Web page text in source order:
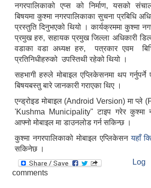
नगरपालिकाको एप्स को निर्माण, यसको
बिषयमा कुश्मा नगरपालिकाका सुचना प्रबिधि
प्रस्तुति दिनुभएको थियो । कार्यक्रममा कुश्मा
प्रमुख हरु, सहायक प्रमुख जिल्ला अधिकारी
वडाका वडा अध्यक्ष हरु, पत्रकार एवम
प्रतिनिधीहरुको उपस्तिथी रहेको थियो ।
सहभागी हरुले मोबाइल एप्लिकेसनमा थप गर्नुपर्ने
बिषयबस्तु बारे जानकारी गराएका थिए ।
एन्ड्रोइड मोबाइल (Android Version) मा प्ले
'Kushma Municipality" टाइप गरेर कुश्मा
आफ्नो मोबाइल मा डाउनलोड गर्न सकिन्छ ।
कुश्मा नगरपालिकाको मोबाइल एप्लिकेसनयहाँ
सकिनेछ ।
comments